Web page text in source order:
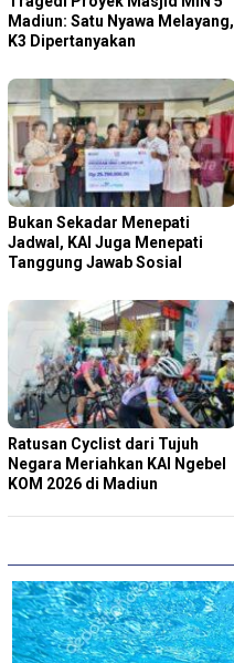
Madiun: Satu Nyawa Melayang,
K3 Dipertanyakan
Bukan Sekadar Menepati
Jadwal, KAI Juga Menepati
Tanggung Jawab Sosial
Ratusan Cyclist dari Tujuh
Negara Meriahkan KAI Ngebel
KOM 2026 di Madiun